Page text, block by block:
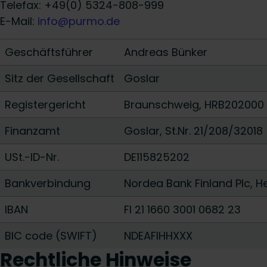
Telefax: +49(0) 5324-808-999
E-Mail: info@purmo.de
Geschäftsführer
Andreas Bünker
Sitz der Gesellschaft
Goslar
Registergericht
Braunschweig, HRB202000
Finanzamt
Goslar, St.Nr. 21/208/32018
USt.-ID-Nr.
DE115825202
Bankverbindung
Nordea Bank Finland Plc,
IBAN
FI 21 1660 3001 0682 23
BIC code (SWIFT)
NDEAFIHHXXX
Rechtliche Hinweise